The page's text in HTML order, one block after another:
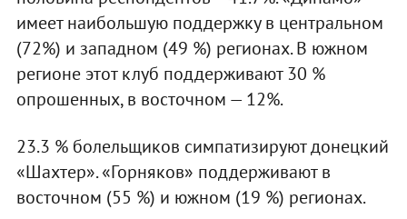
имеет наибольшую поддержку в центральном
(72%) и западном (49 %) регионах. В южном
регионе этот клуб поддерживают 30 %
опрошенных, в восточном — 12%.
23.3 % болельщиков симпатизируют донецкий
«Шахтер». «Горняков» поддерживают в
восточном (55 %) и южном (19 %) регионах.